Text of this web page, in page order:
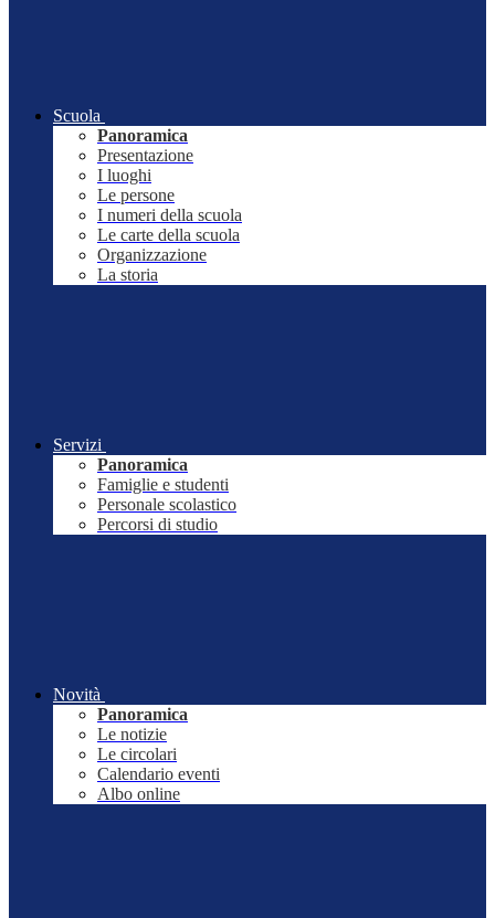
Scuola
Panoramica
Presentazione
I luoghi
Le persone
I numeri della scuola
Le carte della scuola
Organizzazione
La storia
Servizi
Panoramica
Famiglie e studenti
Personale scolastico
Percorsi di studio
Novità
Panoramica
Le notizie
Le circolari
Calendario eventi
Albo online